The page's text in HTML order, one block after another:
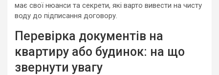
має свої нюанси та секрети, які варто вивести на чисту
воду до підписання договору.
Перевірка документів на
квартиру або будинок: на що
звернути увагу